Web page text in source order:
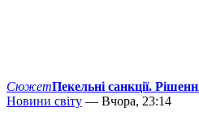
СюжетПекельні санкції.
Новини світу — Вчора, 23:14